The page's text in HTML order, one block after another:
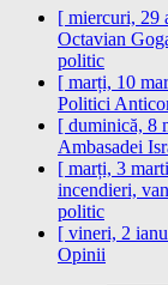
[ miercuri, 29
Octavian
politic
[ marți, 10
Politici
[ duminică, 8
Ambasadei
[ marți, 3
incendieri,
politic
[ vineri, 2
Opinii